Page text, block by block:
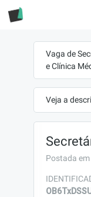
Vaga de
e Clínica
Veja a
Postada em